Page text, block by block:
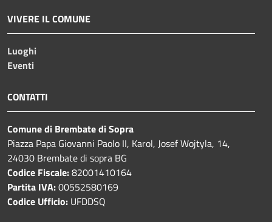
VIVERE IL COMUNE
Luoghi
Eventi
CONTATTI
Comune di Brembate di Sopra
Piazza Papa Giovanni Paolo II, Karol, Josef Wojtyla, 14,
24030 Brembate di sopra BG
Codice Fiscale:82001410164
Partita IVA:00552580169
Codice Ufficio: UFDDSQ